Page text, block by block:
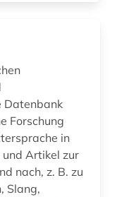
Datenbank
Forschung
in
Artikel zur
nach, z. B. zu
Slang,